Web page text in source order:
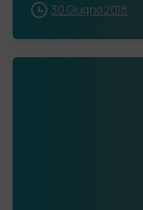
30 Giugno 2018